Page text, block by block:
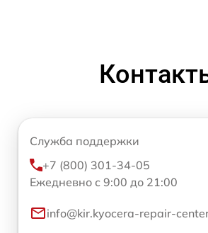
Служба поддержки
+7 (800) 301-34-05
Ежедневно с 9:00 до 21:00
info@kir.kyocera-repair-